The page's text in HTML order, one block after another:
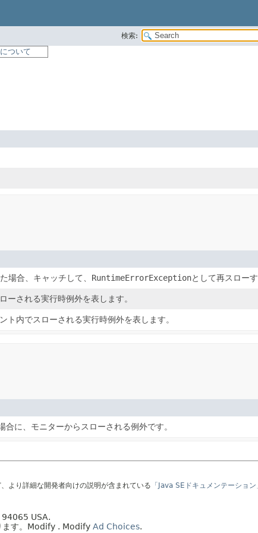
検索:
ついて
場合、キャッチして、 RuntimeErrorExceptionとして再スロー
される実行時例外を表します。
内でスローされる実行時例外を表します。
に、モニターからスローされる例外です。
より詳細な開発者向けの説明が含まれている 「Java SEドキュメンテーション
USA.
す。 Modify . Modify Ad Choices.